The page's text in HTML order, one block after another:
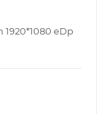
1920*1080 eDp